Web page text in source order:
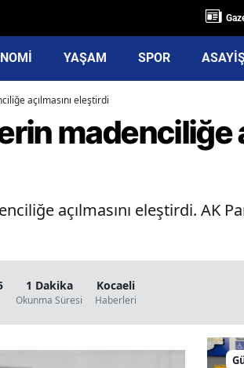
YAŞAM SPOR
açılmasını eleştirdi
madenciliğe
açılmasını eleştirdi. AK
1 Dakika
Okunma Süresi
Kocaeli
Haberleri